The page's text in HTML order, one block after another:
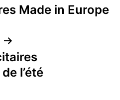
Made in Europe
l’été